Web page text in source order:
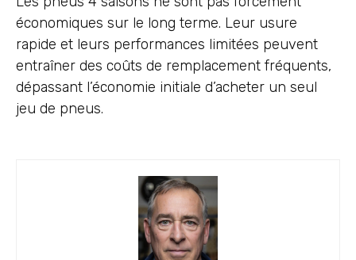
économiques sur le long terme. Leur usure
rapide et leurs performances limitées peuvent
entraîner des coûts de remplacement fréquents,
dépassant l’économie initiale d’acheter un seul
jeu de pneus.